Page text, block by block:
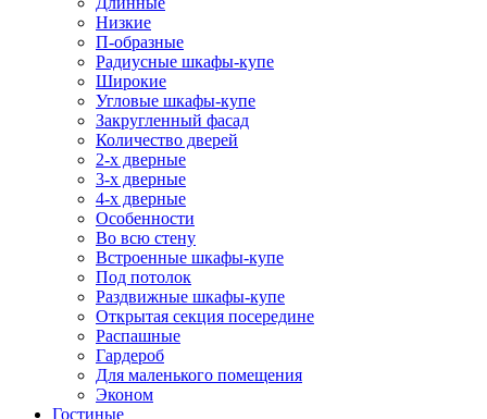
Низкие
П-образные
Радиусные шкафы-купе
Широкие
Угловые шкафы-купе
Закругленный фасад
Количество дверей
2-х дверные
3-х дверные
4-х дверные
Особенности
Во всю стену
Встроенные шкафы-купе
Под потолок
Раздвижные шкафы-купе
Открытая секция посередине
Распашные
Гардероб
Для маленького помещения
Эконом
Гостиные